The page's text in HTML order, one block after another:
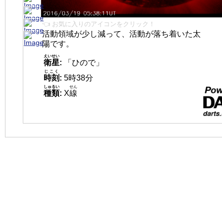
👈 お気に入りのアイコンをクリック！
活動領域が少し減って、活動が落ち着いた太
陽です。
衛星
えいせい
:
「ひので」
時刻
じこく
: 5時38分
種類
しゅるい
: X線
せん